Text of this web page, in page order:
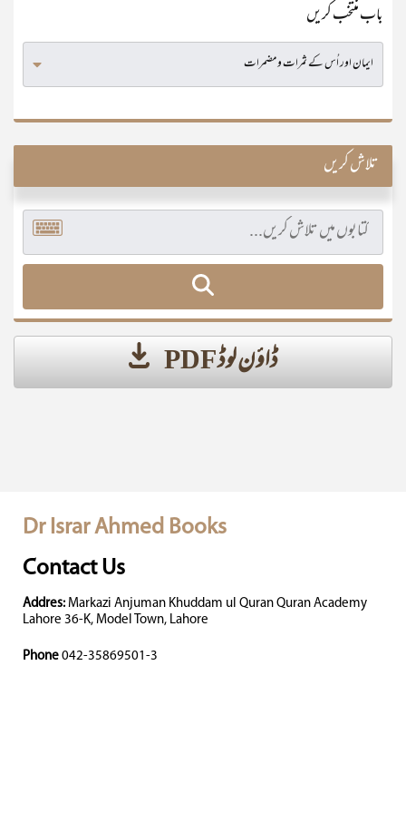
باب منتخب کریں
تلاش کریں
ڈاؤن لوڈ PDF
Dr Israr Ahmed Books
Contact Us
Addres: Markazi Anjuman Khuddam ul Quran Quran Academy
Lahore 36-K, Model Town, Lahore
Phone 042-35869501-3